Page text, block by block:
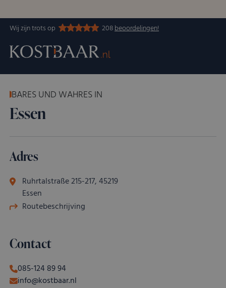
Wij zijn trots op 208beoordelingen!
BARES UND WAHRES IN
Essen
Adres
Ruhrtalstraße 215-217, 45219
Essen
Routebeschrijving
Contact
085-124 89 94
info@kostbaar.nl